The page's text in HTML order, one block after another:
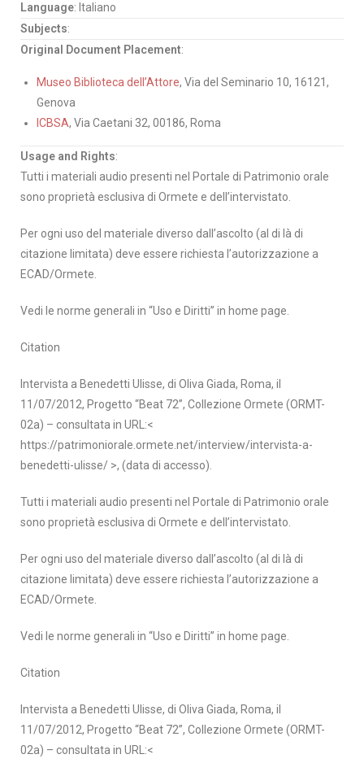
Language: Italiano
Subjects:
Original Document Placement:
Museo Biblioteca dell’Attore, Via del Seminario 10, 16121,
Genova
ICBSA, Via Caetani 32, 00186, Roma
Usage and Rights:
Tutti i materiali audio presenti nel Portale di Patrimonio orale
sono proprietà esclusiva di Ormete e dell’intervistato.
Per ogni uso del materiale diverso dall’ascolto (al di là di
citazione limitata) deve essere richiesta l’autorizzazione a
ECAD/Ormete.
Vedi le norme generali in “Uso e Diritti” in home page.
Citation
Intervista a Benedetti Ulisse, di Oliva Giada, Roma, il
11/07/2012, Progetto “Beat 72”, Collezione Ormete (ORMT-
02a) – consultata in URL:<
https://patrimoniorale.ormete.net/interview/intervista-a-
benedetti-ulisse/ >, (data di accesso).
Tutti i materiali audio presenti nel Portale di Patrimonio orale
sono proprietà esclusiva di Ormete e dell’intervistato.
Per ogni uso del materiale diverso dall’ascolto (al di là di
citazione limitata) deve essere richiesta l’autorizzazione a
ECAD/Ormete.
Vedi le norme generali in “Uso e Diritti” in home page.
Citation
Intervista a Benedetti Ulisse, di Oliva Giada, Roma, il
11/07/2012, Progetto “Beat 72”, Collezione Ormete (ORMT-
02a) – consultata in URL:<